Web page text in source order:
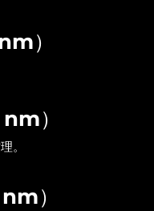
）
）
。
）
预计送达日期
预计送达日期
预计送达日期